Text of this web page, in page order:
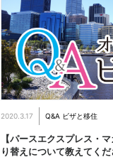
2020.3.17 Q&A ビザと移住
【パースエクスプレス・
り替えについて教えてくだ